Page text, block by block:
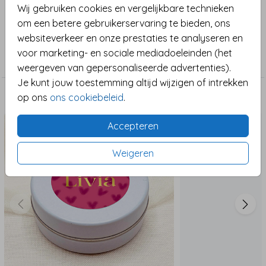
Wij gebruiken cookies en vergelijkbare technieken
om een betere gebruikerservaring te bieden, ons
websiteverkeer en onze prestaties te analyseren en
voor marketing- en sociale mediadoeleinden (het
weergeven van gepersonaliseerde advertenties).
Je kunt jouw toestemming altijd wijzigen of intrekken
op ons ons cookiebeleid.
Accepteren
Weigeren
meisjeskamer.
Maak de poster extra speciaal door de naam en
geboortedatum toe te voegen! Het ontwerp is
volledig aanpasbaar, zodat het helemaal naar wens
kan worden gemaakt. Of je nu op zoek bent naar een
unieke geboorteposter of een liefdevolle toevoeging
Een prachtig en persoonlijk cadeau voor een
De mooiste posters, super uniek:
Volledig bewerkbaar en te personaliseren
Gedrukt op stevig posterpapier
Zonder foliedruk
Let op: de getoonde lijst is een voorbeeld en wordt
Toon meer
Collectie
Poster
Maak het compleet